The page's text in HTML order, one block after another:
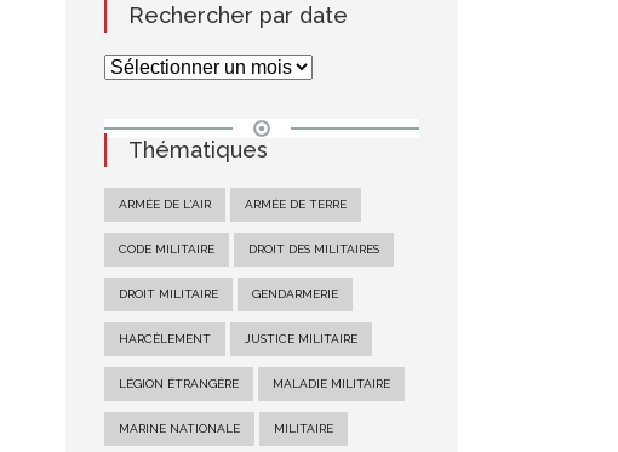
Rechercher par date
Thématiques
ARMÉE DE L'AIR ARMÉE DE TERRE
CODE MILITAIRE DROIT DES MILITAIRES
DROIT MILITAIRE GENDARMERIE
HARCÈLEMENT JUSTICE MILITAIRE
LÉGION ÉTRANGÈRE MALADIE MILITAIRE
MARINE NATIONALE MILITAIRE